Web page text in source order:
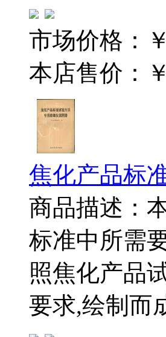
市场价格：
本店售价：
焦化产品标
商品描述：
标准中所需
照焦化产品
要求,绘制而